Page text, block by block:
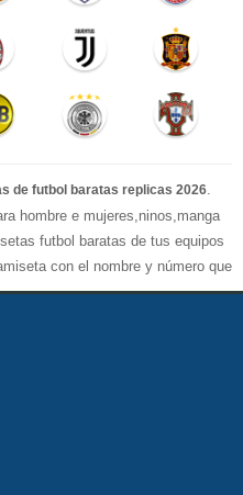
de futbol baratas replicas 2026
hombre e mujeres,ninos,manga
futbol baratas de tus equipos
con el nombre y número que
replicasson de máxima calidad
que quedarás muy satisfecho
transpirable por lo que te
para animar a tu equipo
conseguirtela lo más barata